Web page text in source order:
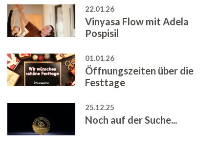
22.01.26
Vinyasa Flow mit Adela
Pospisil
01.01.26
Öffnungszeiten über die
Festtage
25.12.25
Noch auf der Suche...